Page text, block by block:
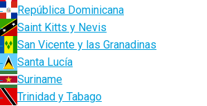
República Dominicana
Saint Kitts y Nevis
San Vicente y las Granadinas
Santa Lucía
Suriname
Trinidad y Tabago